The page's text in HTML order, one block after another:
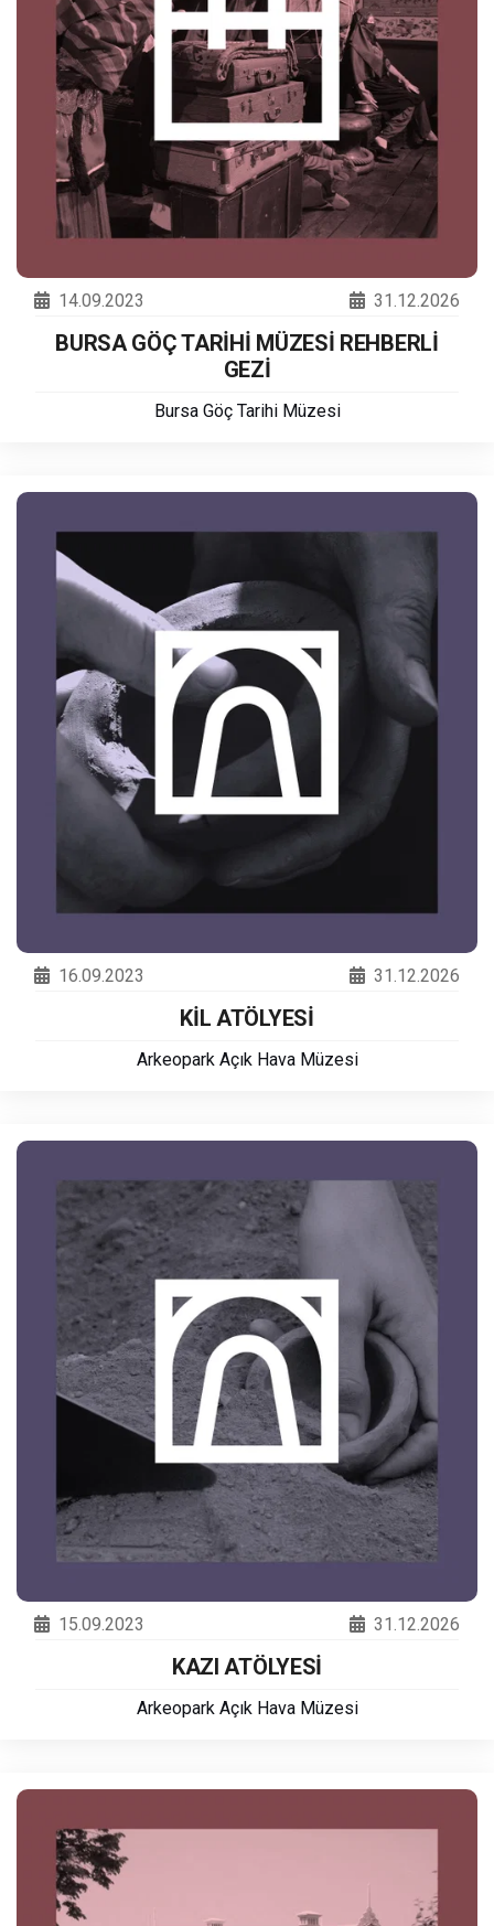
14.09.2023 31.12.2026
BURSA GÖÇ TARİHİ MÜZESİ REHBERLİ
GEZİ
Bursa Göç Tarihi Müzesi
16.09.2023 31.12.2026
KİL ATÖLYESİ
Arkeopark Açık Hava Müzesi
15.09.2023 31.12.2026
KAZI ATÖLYESİ
Arkeopark Açık Hava Müzesi